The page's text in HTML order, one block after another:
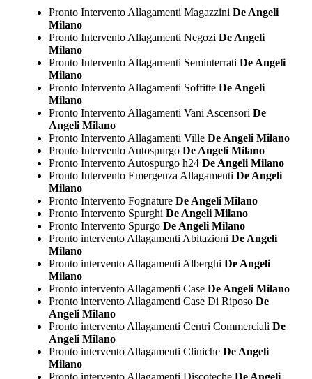
Pronto Intervento Allagamenti Magazzini De Angeli
Milano
Pronto Intervento Allagamenti Negozi De Angeli
Milano
Pronto Intervento Allagamenti Seminterrati De Angeli
Milano
Pronto Intervento Allagamenti SoffitteDe Angeli
Milano
Pronto Intervento Allagamenti Vani Ascensori De
Angeli Milano
Pronto Intervento Allagamenti VilleDe Angeli Milano
Pronto Intervento AutospurgoDe Angeli Milano
Pronto Intervento Autospurgo h24De Angeli Milano
Pronto Intervento Emergenza Allagamenti De Angeli
Milano
Pronto Intervento FognatureDe Angeli Milano
Pronto Intervento Spurghi De Angeli Milano
Pronto Intervento SpurgoDe Angeli Milano
Pronto intervento Allagamenti Abitazioni De Angeli
Milano
Pronto intervento Allagamenti Alberghi De Angeli
Milano
Pronto intervento Allagamenti CaseDe Angeli Milano
Pronto intervento Allagamenti Case Di RiposoDe
Angeli Milano
Pronto intervento Allagamenti Centri Commerciali De
Angeli Milano
Pronto intervento Allagamenti ClinicheDe Angeli
Milano